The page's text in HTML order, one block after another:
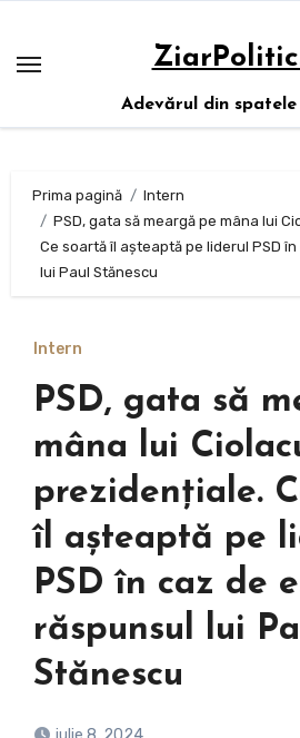
conținut
Adevărul din
Prima pagină
Intern
PSD, gata să meargă pe mâna lui
Ce soartă îl așteaptă pe liderul PSD
lui Paul Stănescu
Intern
PSD, gata să
mâna lui
prezidenţiale.
îl așteaptă pe
PSD în caz de
răspunsul lui
Stănescu